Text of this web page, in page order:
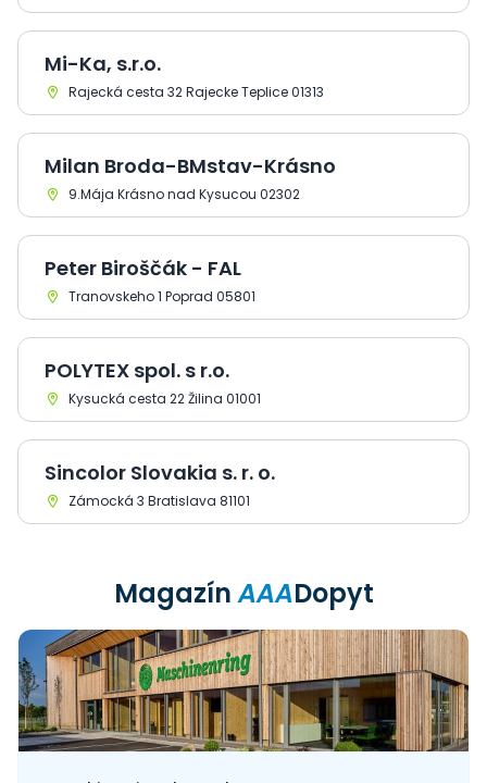
Mi-Ka, s.r.o.
Rajecká cesta 32 Rajecke Teplice 01313
Milan Broda-BMstav-Krásno
9.Mája Krásno nad Kysucou 02302
Peter Biroščák - FAL
Tranovskeho 1 Poprad 05801
POLYTEX spol. s r.o.
Kysucká cesta 22 Žilina 01001
Sincolor Slovakia s. r. o.
Zámocká 3 Bratislava 81101
MagazínAAADopyt